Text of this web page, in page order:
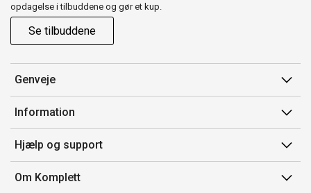
opdagelse i tilbuddene og gør et kup.
Se tilbuddene
Genveje
Min side
Ordrehistorik
Gavekort
Information
Salgsbetingelser
Mærker/producent
Fortrydelsesret
Hjælp og support
Kontakt os
Om Komplett